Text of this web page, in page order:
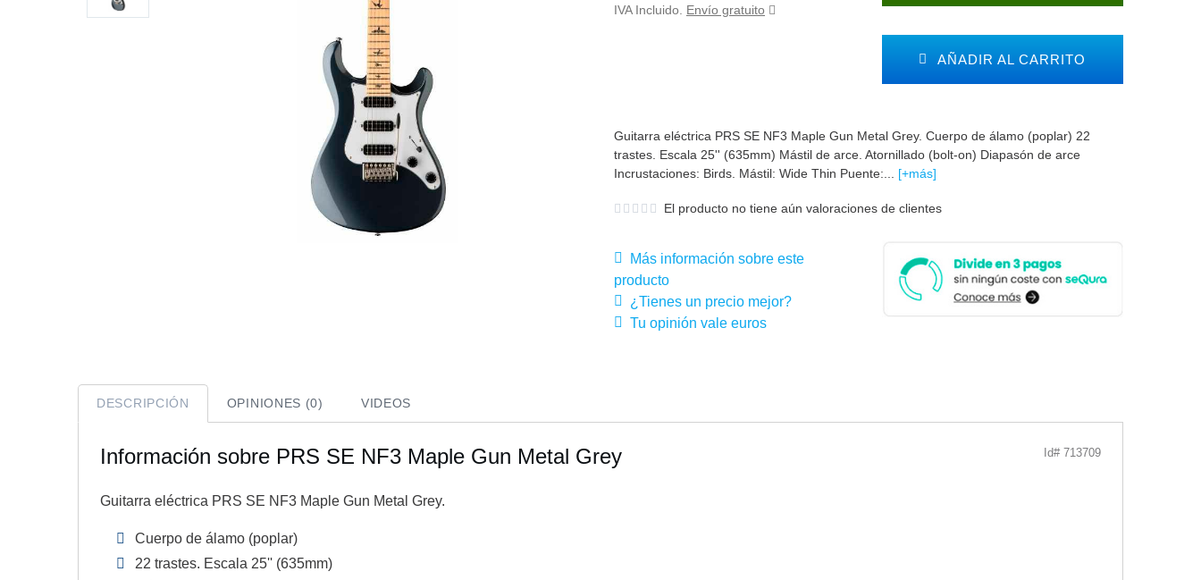
IVA Incluido. Envío gratuito
AÑADIR AL CARRITO
Guitarra eléctrica PRS SE NF3 Maple Gun Metal Grey. Cuerpo de álamo (poplar) 22
trastes. Escala 25'' (635mm) Mástil de arce. Atornillado (bolt-on) Diapasón de arce
Incrustaciones: Birds. Mástil: Wide Thin Puente:... [+más]
El producto no tiene aún valoraciones de clientes
Más información sobre este
producto
¿Tienes un precio mejor?
Tu opinión vale euros
DESCRIPCIÓN OPINIONES (0) VIDEOS
Información sobre PRS SE NF3 Maple Gun Metal Grey Id# 713709
Guitarra eléctrica PRS SE NF3 Maple Gun Metal Grey.
Cuerpo de álamo (poplar)
22 trastes. Escala 25'' (635mm)